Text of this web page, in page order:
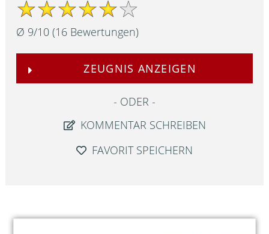
Ø 9/10 (16 Bewertungen)
ZEUGNIS ANZEIGEN
ODER
KOMMENTAR SCHREIBEN
FAVORIT SPEICHERN